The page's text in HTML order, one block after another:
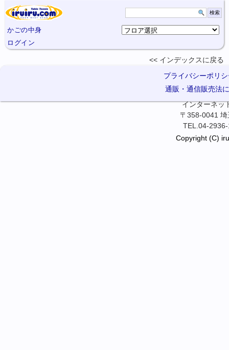
かごの中身
ログイン
インデックスに 戻る
プライバシーポリ
通販・通信販売法
インターネッ
〒358-0041
TEL.04-
Copyright (C)